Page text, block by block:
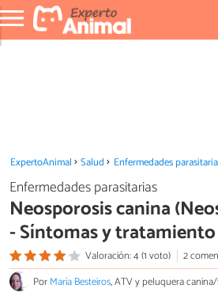
ExpertoAnimal Salud Enfermedades
Enfermedades parasitarias
Neosporosis canina
- Síntomas y tratamiento
Valoración: 4 (1 voto)
2
PorMaría Besteiros, ATV y peluquera